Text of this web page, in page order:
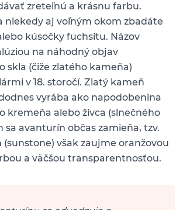
zreteľnú a krásnu farbu.
niekedy aj voľným okom zbadáte
kúsočky fuchsitu. Názov
na náhodný objav
skla (čiže zlatého kameňa)
v 18. storočí. Zlatý kameň
vyrába ako napodobenina
kremeňa alebo živca (slnečného
sa avanturín občas zamieňa, tzv.
(sunstone) však zaujme oranžovou
a väčšou transparentnosťou.